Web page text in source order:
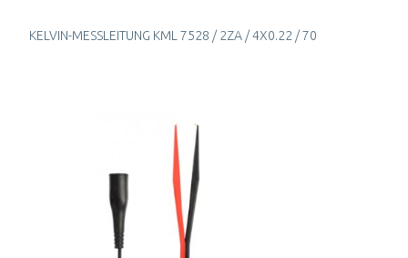
KELVIN-MESSLEITUNG KML 7528 / 2ZA / 4X0.22 / 70